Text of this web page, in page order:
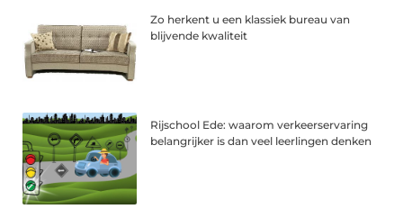
Zo herkent u een klassiek bureau van
blijvende kwaliteit
Rijschool Ede: waarom verkeerservaring
belangrijker is dan veel leerlingen denken